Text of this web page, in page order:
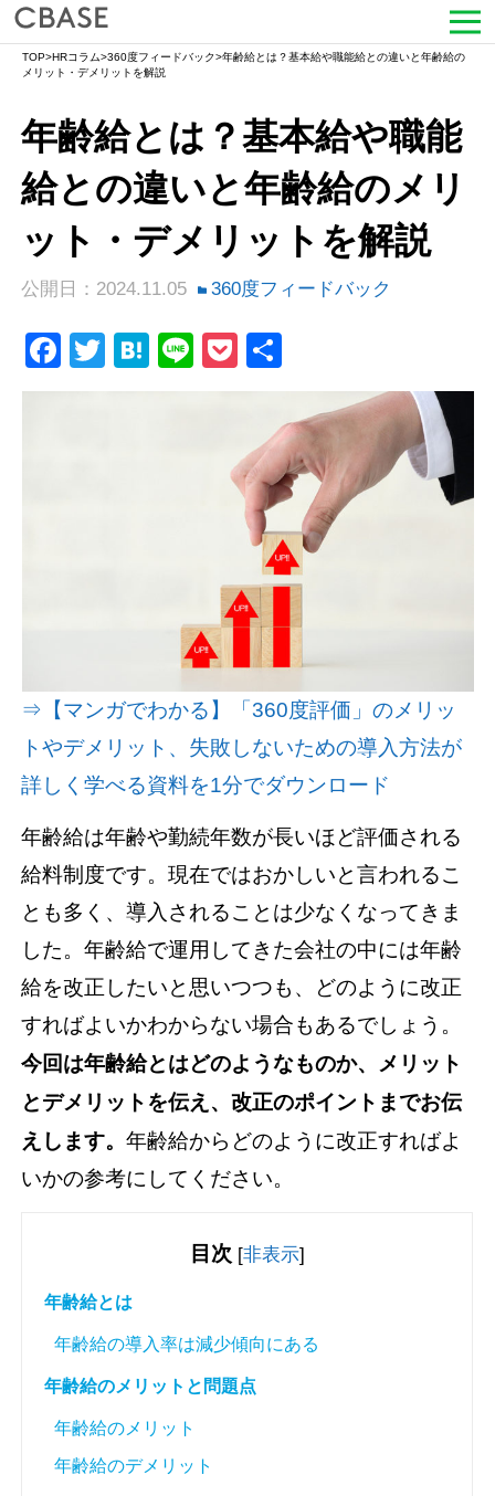
サービス
活用シーン
導入事例
セミナー情報
HRコラム
お知らせ
お見積もり依頼
TOP>HRコラム>360度フィードバック>年齢給とは？基本給や職能給との違いと年齢給の
メリット・デメリットを解説
年齢給とは？基本給や職能
給との違いと年齢給のメリ
ット・デメリットを解説
公開日：2024.11.05 360度フィードバック
Facebook
Twitter
Hatena
LinePocket
有
⇒【マンガでわかる】「360度評価」のメリッ
トやデメリット、失敗しないための導入方法が
詳しく学べる資料を1分でダウンロード
年齢給は年齢や勤続年数が長いほど評価される
給料制度です。現在ではおかしいと言われるこ
とも多く、導入されることは少なくなってきま
した。年齢給で運用してきた会社の中には年齢
給を改正したいと思いつつも、どのように改正
すればよいかわからない場合もあるでしょう。
今回は年齢給とはどのようなものか、メリット
とデメリットを伝え、改正のポイントまでお伝
えします。年齢給からどのように改正すればよ
いかの参考にしてください。
目次 [非表示]
年齢給とは
年齢給の導入率は減少傾向にある
年齢給のメリットと問題点
年齢給のメリット
年齢給のデメリット